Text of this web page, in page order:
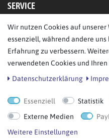
SERVICE
FAQ/Hilfe
Datenschutz
AGB
Bestellung widerrufen
Wir nutzen Cookies auf unserer
essenziell, während andere
Erfahrung zu verbessern.
verwendeten Cookies und
Daten­schutz­erklärung
Essenziell Statistik
Externe Medien
Weitere Einstellungen